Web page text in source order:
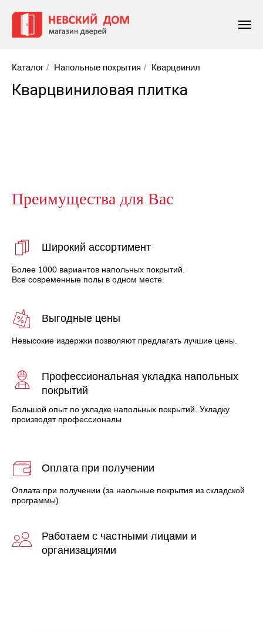
Каталог / Напольные покрытия / Кварцвинил
Кварцвиниловая плитка
Преимущества для Вас
Широкий ассортимент
Более 1000 вариантов напольных покрытий.
Все современные полы в одном месте.
Выгодные цены
Невысокие издержки позволяют предлагать лучшие цены.
Профессиональная укладка напольных
покрытий
Большой опыт по укладке напольных покрытий. Укладку
производят профессионалы
Оплата при получении
Оплата при получении (за наольные покрытия из складской
программы)
Работаем с частными лицами и
организациями